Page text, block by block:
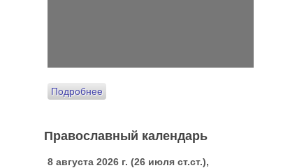
Подробнее
Православный календарь
8 августа 2026 г. (26 июля ст.ст.),